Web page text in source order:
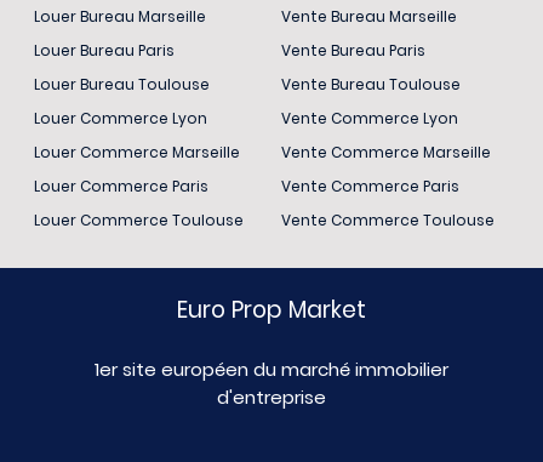
Louer Bureau Marseille
Louer Bureau Paris
Louer Bureau Toulouse
Louer Commerce Lyon
Louer Commerce Marseille
Louer Commerce Paris
Louer Commerce Toulouse
Vente Bureau Marseille
Vente Bureau Paris
Vente Bureau Toulouse
Vente Commerce Lyon
Vente Commerce Marseille
Vente Commerce Paris
Vente Commerce Toulouse
Euro Prop Market
1er site européen du marché immobilier
d'entreprise